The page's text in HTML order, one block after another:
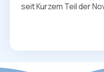
seit Kurzem Teil der